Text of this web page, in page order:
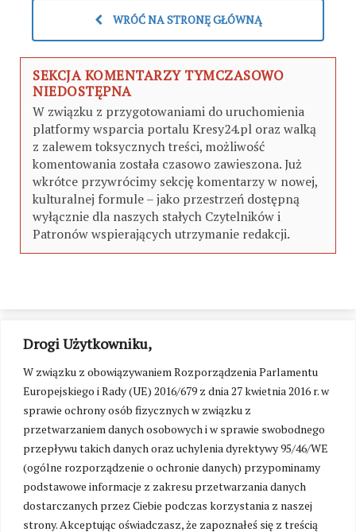
Drogi Użytkowniku,
W związku z obowiązywaniem Rozporządzenia Parlamentu
Europejskiego i Rady (UE) 2016/679 z dnia 27 kwietnia 2016 r. w
sprawie ochrony osób fizycznych w związku z
przetwarzaniem danych osobowych i w sprawie swobodnego
przepływu takich danych oraz uchylenia dyrektywy 95/46/WE
(ogólne rozporządzenie o ochronie danych) przypominamy
podstawowe informacje z zakresu przetwarzania danych
dostarczanych przez Ciebie podczas korzystania z naszej
strony. Akceptując oświadczasz, że zapoznałeś się z treścią
WRÓĆ NA STRONĘ GŁÓWNĄ
SEKCJA KOMENTARZY TYMCZASOWO
NIEDOSTĘPNA
W związku z przygotowaniami do uruchomienia
platformy wsparcia portalu Kresy24.pl oraz walką
z zalewem toksycznych treści, możliwość
komentowania została czasowo zawieszona. Już
wkrótce przywrócimy sekcję komentarzy w nowej,
kulturalnej formule – jako przestrzeń dostępną
wyłącznie dla naszych stałych Czytelników i
Patronów wspierających utrzymanie redakcji.